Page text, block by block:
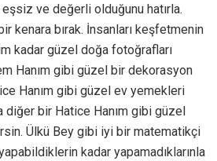
ve değerli olduğunu hatırla.
kenara bırak. İnsanları keşfetmenin
kadar güzel doğa fotoğrafları
Hanım gibi güzel bir dekorasyon
Hanım gibi güzel ev yemekleri
diğer bir Hatice Hanım gibi güzel
Ülkü Bey gibi iyi bir matematikçi
kadar yapamadıklarınla